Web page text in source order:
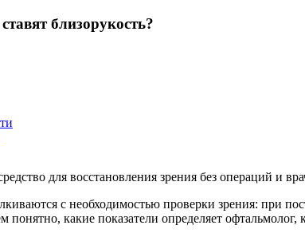
близорукость?
для восстановления зрения без операций и
с необходимостью проверки зрения: при
какие показатели определяет